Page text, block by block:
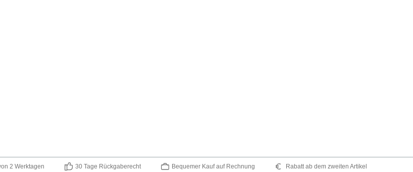
2 Werktagen 30 Tage Rückgaberecht Bequemer Kauf auf Rechnung Rabatt ab dem zweiten Artikel